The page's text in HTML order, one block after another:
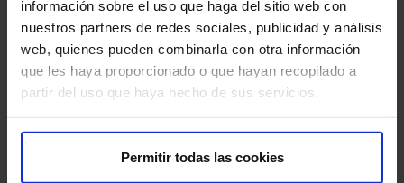
información sobre el uso que haga del sitio web con
nuestros partners de redes sociales, publicidad y análisis
web, quienes pueden combinarla con otra información
que les haya proporcionado o que hayan recopilado a
partir del uso que haya hecho de sus servicios.
Permitir todas las cookies
El aumento de diabetes al ser sustancias compuestas
por una alta cantidad de azúcar.
Aumento en los niveles de colesterol.
Mayor riesgo en padecer enfermedades
cardiovasculares, entre otras muchas más.